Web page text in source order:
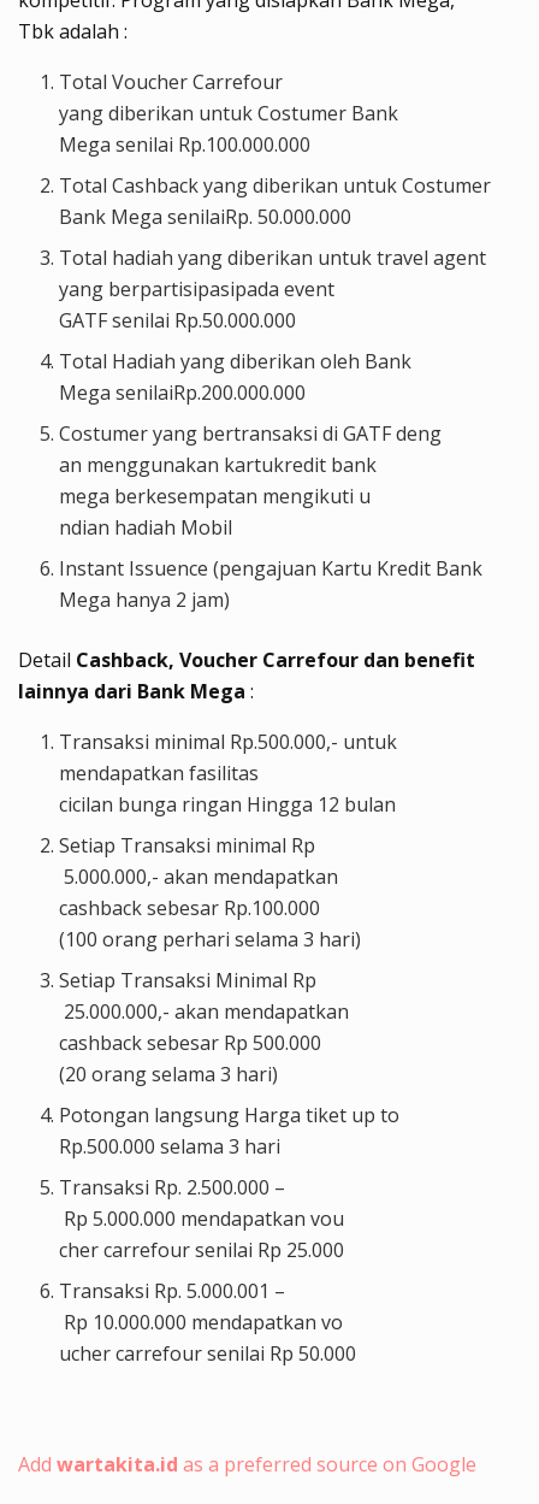
Tbkadalah :
Total Voucher Carrefour
yangdiberikan untukCostumer Bank
Megasenilai Rp.100.000.000
TotalCashbackyangdiberikan untukCostumer
Bank MegasenilaiRp. 50.000.000
Total hadiah yangdiberikan untuktravel agent
yang berpartisipasipada event
GATFsenilai Rp.50.000.000
Total Hadiah yangdiberikan oleh Bank
MegasenilaiRp.200.000.000
Costumer yang bertransaksi di GATFdeng
an menggunakan kartukredit bank
mega berkesempatan mengikuti u
ndian hadiah Mobil
Instant Issuence (pengajuan Kartu Kredit Bank
Mega hanya 2 jam)
Detail Cashback, Voucher Carrefour dan benefit
lainnya dari Bank Mega :
Transaksi minimal Rp.500.000,- untuk
mendapatkan fasilitas
cicilan bunga ringan Hingga 12 bulan
Setiap Transaksi minimal Rp
5.000.000,-akan mendapatkan
cashbacksebesar Rp.100.000
(100orang perhari selama 3 hari)
Setiap Transaksi Minimal Rp
25.000.000,-akan mendapatkan
cashbacksebesar Rp 500.000
(20orangselama 3 hari)
Potongan langsung Harga tiket up to
Rp.500.000selama 3 hari
Transaksi Rp. 2.500.000 –
Rp 5.000.000 mendapatkan vou
chercarrefoursenilai Rp 25.000
Transaksi Rp. 5.000.001 –
Rp 10.000.000 mendapatkan vo
uchercarrefoursenilai Rp 50.000
Add wartakita.id as a preferred source on Google